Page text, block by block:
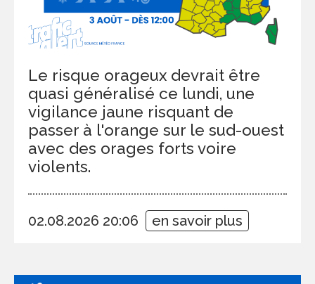
Le risque orageux devrait être
quasi généralisé ce lundi, une
vigilance jaune risquant de
passer à l'orange sur le sud-ouest
avec des orages forts voire
violents.
02.08.2026 20:06 en savoir plus